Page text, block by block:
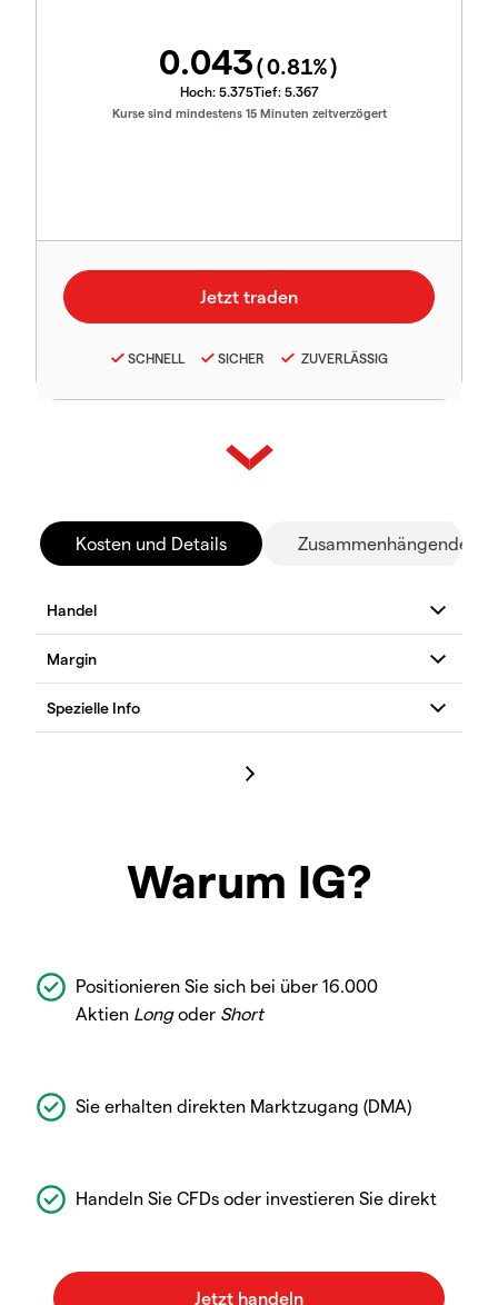
0.043(0.81%)
Hoch: 5.375Tief: 5.367
Kurse sind mindestens 15 Minuten zeitverzögert
SCHNELL SICHER ZUVERLÄSSIG
Kosten und Details Zusammenhängende
Warum IG?
Positionieren Sie sich bei über 16.000
Aktien Longoder Short
Sie erhalten direkten Marktzugang (DMA)
Handeln Sie CFDs oder investieren Sie direkt